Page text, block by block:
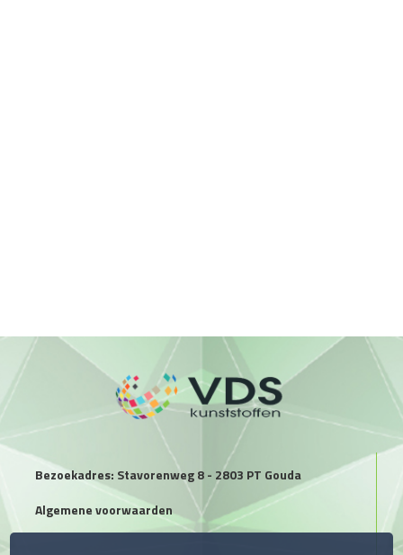
Bezoekadres: Stavorenweg 8 - 2803 PT Gouda
Algemene voorwaarden